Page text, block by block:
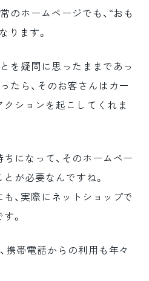
のホームページでも、“おも
ります。
を疑問に思ったままであっ
たら、そのお客さんはカー
クションを起こしてくれま
になって、そのホームペー
が必要なんですね。
、実際にネットショップで
。
携帯電話からの利用も年々